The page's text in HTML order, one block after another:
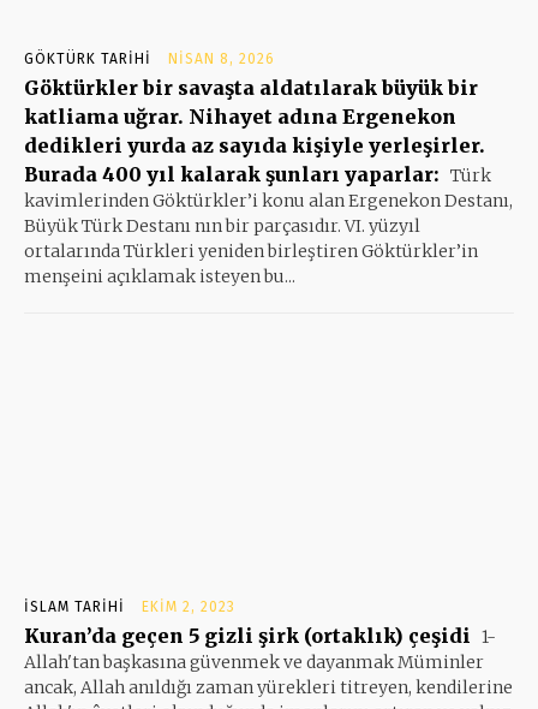
GÖKTÜRK TARIHI NISAN 8, 2026
Göktürkler bir savaşta aldatılarak büyük bir
katliama uğrar. Nihayet adına Ergenekon
dedikleri yurda az sayıda kişiyle yerleşirler.
Burada 400 yıl kalarak şunları yaparlar: Türk
kavimlerinden Göktürkler’i konu alan Ergenekon Destanı,
Büyük Türk Destanı nın bir parçasıdır. VI. yüzyıl
ortalarında Türkleri yeniden birleştiren Göktürkler’in
menşeini açıklamak isteyen bu...
İSLAM TARIHI EKIM 2, 2023
Kuran’da geçen 5 gizli şirk (ortaklık) çeşidi
1-
Allah'tan başkasına güvenmek ve dayanmak Müminler
ancak, Allah anıldığı zaman yürekleri titreyen, kendilerine